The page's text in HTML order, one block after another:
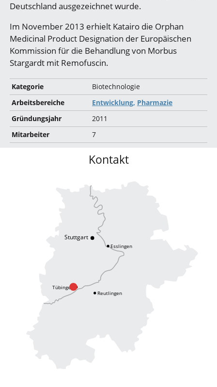
Deutschland ausgezeichnet wurde.
Im November 2013 erhielt Katairo die Orphan
Medicinal Product Designation der Europäischen
Kommission für die Behandlung von Morbus
Stargardt mit Remofuscin.
Kategorie
Biotechnologie
Arbeitsbereiche
Entwicklung, Pharmazie
Gründungsjahr
2011
Mitarbeiter
7
Kontakt